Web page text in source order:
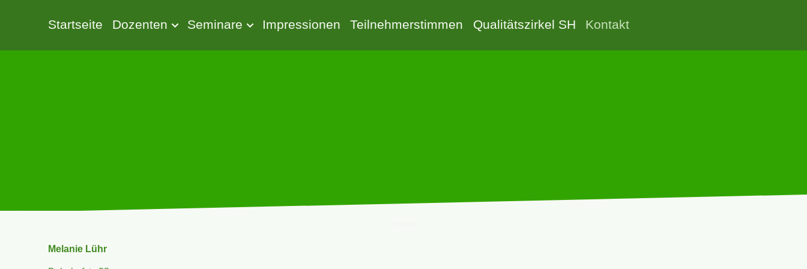
Startseite Dozenten Seminare Impressionen Teilnehmerstimmen Qualitätszirkel SH Kontakt
Melanie Lühr